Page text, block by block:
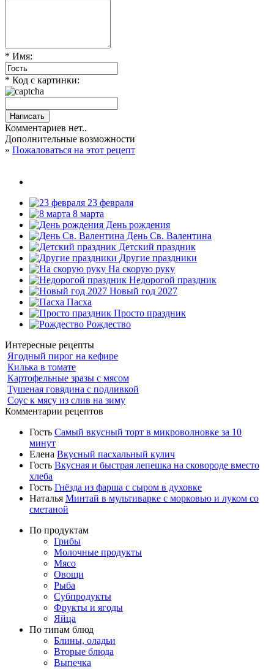
* Имя:
* Код с картинки:
Комментариев нет..
Дополнительные возможности
» Пожаловаться на этот рецепт
23 февраля
8 марта
День рождения
День Св. Валентина
Детский праздник
Другие праздники
На скорую руку
Недорогой праздник
Новый год 2027
Пасха
Просто праздник
Рождество
Интересные рецепты
Ягодный пирог на кефире
Килька в томате
Картофельные зразы с мясом
Тушеная говядина с подливкой
Соус к мясу из слив на зиму
Комментарии рецептов
Гость Самый вкусный торт в микроволновке за 10
минут
Елена Вкусный пасхальный кулич
Гость Вкусная и быстрая лепешка на сковороде вместо
хлеба
Гость Гнёзда из фарша с сыром в духовке
Наталья Минтай в мультиварке с морковью и луком со
сметаной
По продуктам
Грибы
Молочные продукты
Мясо
Овощи
Рыба
Субпродукты
Фрукты и ягоды
Яйца
По типам блюд
Блины, оладьи
Вторые блюда
Выпечка